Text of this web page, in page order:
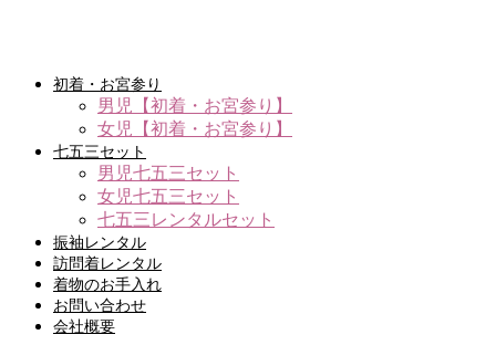
初着・お宮参り
男児【初着・お宮参り】
女児【初着・お宮参り】
七五三セット
男児七五三セット
女児七五三セット
七五三レンタルセット
振袖レンタル
訪問着レンタル
着物のお手入れ
お問い合わせ
会社概要